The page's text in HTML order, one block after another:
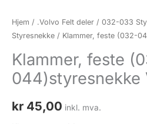
Hjem / .Volvo Felt deler / 032-033
Styresnekke / Klammer, feste (032-
Klammer, feste
044)styresnekke
kr 45,00 inkl. mva.